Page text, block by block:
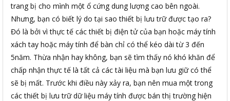
trang bị cho mình một ổ cứng dung lượng cao bên ngoài.
Nhưng, bạn có biết lý do tại sao thiết bị lưu trữ được tạo ra?
Đó là bởi vì thực tế các thiết bị điện tử của bạn hoặc máy tính
xách tay hoặc máy tính để bàn chỉ có thể kéo dài từ 3 đến
5năm. Thừa nhận hay không, bạn sẽ tìm thấy nó khó khăn để
chấp nhận thực tế là tất cả các tài liệu mà bạn lưu giữ có thể
sẽ bị mất. Trước khi điều này xảy ra, bạn nên mua một trong
các thiết bị lưu trữ dữ liệu máy tính được bán thị trường hiện